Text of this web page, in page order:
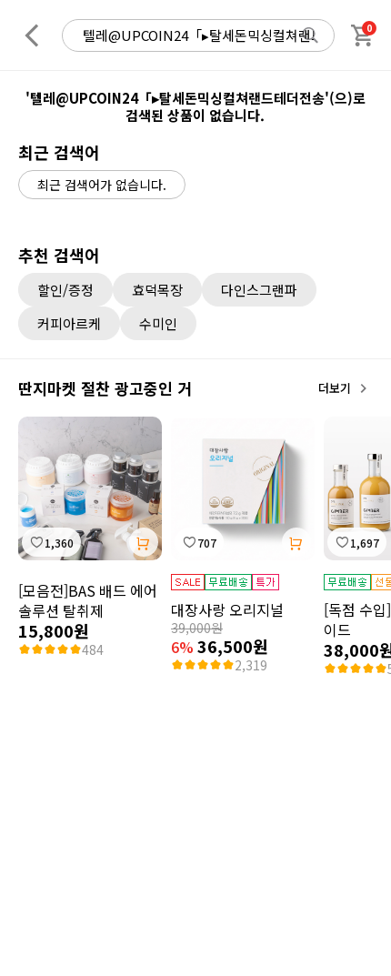
0
'텔레@UPCOIN24「▸탈세돈믹싱컬쳐랜드테더전송'(으)로
검색된 상품이 없습니다.
최근 검색어
최근 검색어가 없습니다.
추천 검색어
할인/증정 효덕목장
다인스그랜파
커피아르케
수미인
딴지마켓 절찬 광고중인 거 더보기
1,360
[모음전]BAS 배드 에어
솔루션 탈취제
15,800원
484
707
대장사랑 오리지널
39,000원
6% 36,500원
2,319
1,697
[독점 수
이드
38,000원